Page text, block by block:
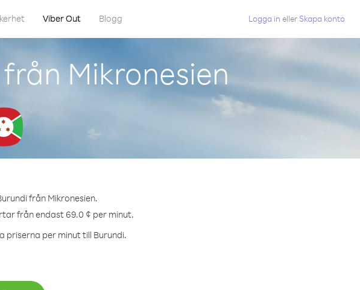
Viber Out Blogg Logga in eller Skapa konto
Mikronesien
från Mikronesien.
från endast 69.0 ¢ per minut.
priserna per minut till Burundi.